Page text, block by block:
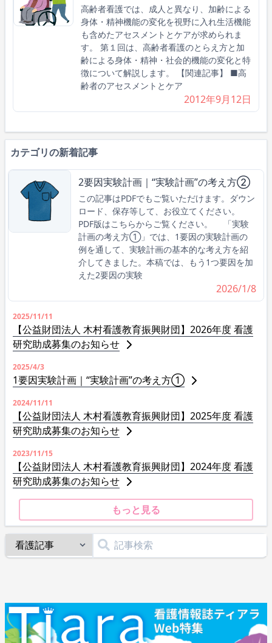
高齢者看護では、成人と異なり、加齢による
身体・精神機能の変化を視野に入れ生活機能
も含めたアセスメントとケアが求められま
す。 第１回は、高齢者看護のとらえ方と加
齢による身体・精神・社会的機能の変化と特
徴について解説します。 【関連記事】 ■高
齢者のアセスメントとケア
2012年9月12日
カテゴリの新着記事
2要因実験計画｜“実験計画”の考え方②
この記事はPDFでもご覧いただけます。ダウン
ロード、保存等して、お役立てください。
PDF版はこちらからご覧ください。 「実験
計画の考え方①」では、1要因の実験計画の
例を通して、実験計画の基本的な考え方を紹
介してきました。本稿では、もう1つ要因を加
えた2要因の実験
2026/1/8
2025/11/11
【公益財団法人 木村看護教育振興財団】2026年度 看護
研究助成募集のお知らせ
2025/4/3
1要因実験計画｜“実験計画”の考え方①
2024/11/11
【公益財団法人 木村看護教育振興財団】2025年度 看護
研究助成募集のお知らせ
2023/11/15
【公益財団法人 木村看護教育振興財団】2024年度 看護
研究助成募集のお知らせ
もっと見る